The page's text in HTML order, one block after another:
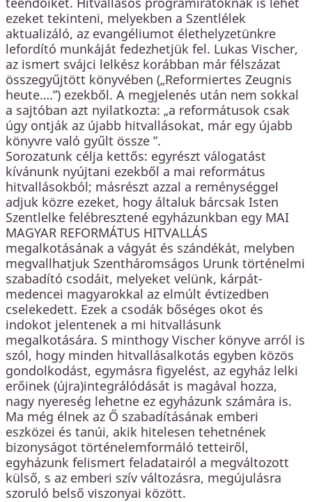
ezeket tekinteni, melyekben a Szentlélek
aktualizáló, az evangéliumot élethelyzetünkre
lefordító munkáját fedezhetjük fel. Lukas Vischer,
az ismert svájci lelkész korábban már félszázat
összegyűjtött könyvében („Reformiertes Zeugnis
heute….”) ezekből. A megjelenés után nem sokkal
a sajtóban azt nyilatkozta: „a reformátusok csak
úgy ontják az újabb hitvallásokat, már egy újabb
könyvre való gyűlt össze ”.
Sorozatunk célja kettős: egyrészt válogatást
kívánunk nyújtani ezekből a mai református
hitvallásokból; másrészt azzal a reménységgel
adjuk közre ezeket, hogy általuk bárcsak Isten
Szentlelke felébresztené egyházunkban egy MAI
MAGYAR REFORMÁTUS HITVALLÁS
megalkotásának a vágyát és szándékát, melyben
megvallhatjuk Szentháromságos Urunk történelmi
szabadító csodáit, melyeket velünk, kárpát-
medencei magyarokkal az elmúlt évtizedben
cselekedett. Ezek a csodák bőséges okot és
indokot jelentenek a mi hitvallásunk
megalkotására. S minthogy Vischer könyve arról is
szól, hogy minden hitvallásalkotás egyben közös
gondolkodást, egymásra figyelést, az egyház lelki
erőinek (újra)integrálódását is magával hozza,
nagy nyereség lehetne ez egyházunk számára is.
Ma még élnek az Ő szabadításának emberi
eszközei és tanúi, akik hitelesen tehetnének
bizonyságot történelemformáló tetteiről,
egyházunk felismert feladatairól a megváltozott
külső, s az emberi szív változásra, megújulásra
szoruló belső viszonyai között.